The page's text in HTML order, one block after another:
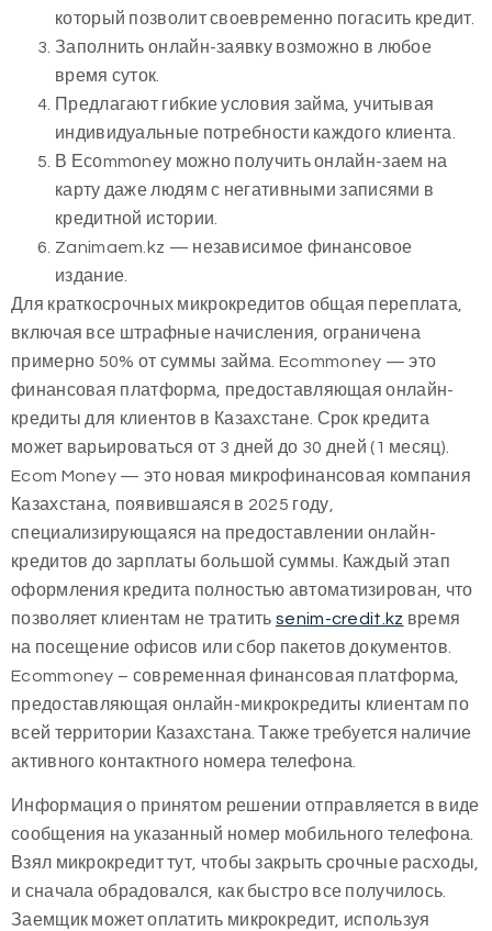
который позволит своевременно погасить кредит.
Заполнить онлайн-заявку возможно в любое
время суток.
Предлагают гибкие условия займа, учитывая
индивидуальные потребности каждого клиента.
В Есоmmоnеу можно получить онлайн-заем на
карту даже людям с негативными записями в
кредитной истории.
Zanimaem.kz — независимое финансовое
издание.
Для краткосрочных микрокредитов общая переплата,
включая все штрафные начисления, ограничена
примерно 50% от суммы займа. Ecommoney — это
финансовая платформа, предоставляющая онлайн-
кредиты для клиентов в Казахстане. Срок кредита
может варьироваться от 3 дней до 30 дней (1 месяц).
Ecom Money — это новая микрофинансовая компания
Казахстана, появившаяся в 2025 году,
специализирующаяся на предоставлении онлайн-
кредитов до зарплаты большой суммы. Каждый этап
оформления кредита полностью автоматизирован, что
позволяет клиентам не тратитьsenim-credit.kz время
на посещение офисов или сбор пакетов документов.
Ecommoney – современная финансовая платформа,
предоставляющая онлайн-микрокредиты клиентам по
всей территории Казахстана. Также требуется наличие
активного контактного номера телефона.
Информация о принятом решении отправляется в виде
сообщения на указанный номер мобильного телефона.
Взял микрокредит тут, чтобы закрыть срочные расходы,
и сначала обрадовался, как быстро все получилось.
Заемщик может оплатить микрокредит, используя